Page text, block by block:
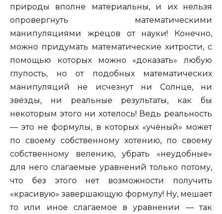
природы вполне материальны, и их нельзя
опровергнуть математическими
манипуляциями жрецов от науки! Конечно,
можно придумать математические хитрости, с
помощью которых можно «доказать» любую
глупость, но от подобных математических
манипуляций не исчезнут ни Солнце, ни
звёзды, ни реальные результаты, как бы
некоторым этого ни хотелось! Ведь реальность
— это не формулы, в которых «учёный» может
по своему собственному хотению, по своему
собственному велению, убрать «неудобные»
для него слагаемые уравнений только потому,
что без этого нет возможности получить
«красивую» завершающую формулу! Ну, мешает
то или иное слагаемое в уравнении — так